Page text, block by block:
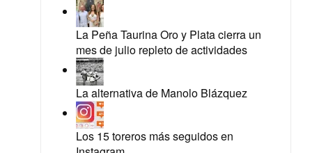
La Peña Taurina Oro y Plata cierra un
mes de julio repleto de actividades
La alternativa de Manolo Blázquez
Los 15 toreros más seguidos en